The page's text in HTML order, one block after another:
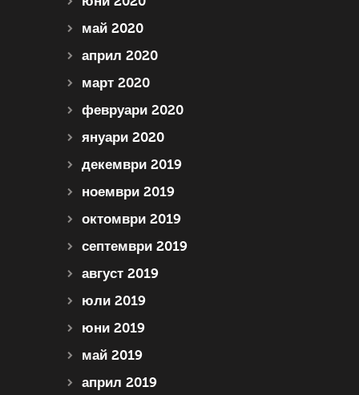
май 2020
април 2020
март 2020
февруари 2020
януари 2020
декември 2019
ноември 2019
октомври 2019
септември 2019
август 2019
юли 2019
юни 2019
май 2019
април 2019